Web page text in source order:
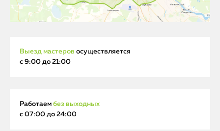
Выезд мастеров осуществляется
с 9:00 до 21:00
Работаем без выходных
с 07:00 до 24:00